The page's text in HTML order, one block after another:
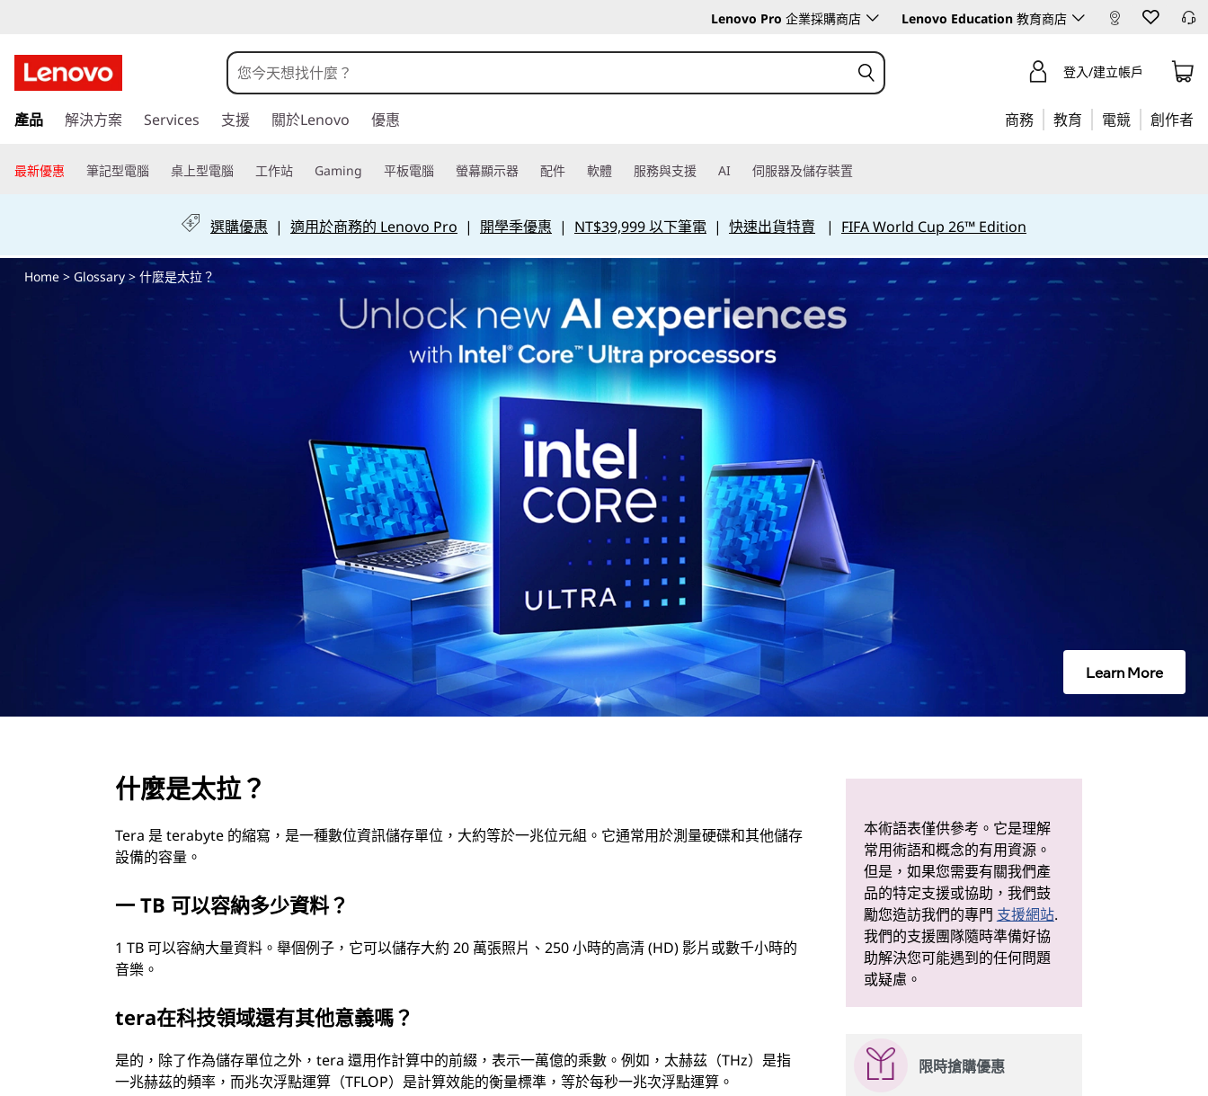
麼
是
拉
Lenovo Pro 企業採購商店 Lenovo Education 教育商店
至
要
登入/建立帳戶
產品 解決方案 Services 支援 關於Lenovo 優惠 商務 教育 電競 創作者
最新優惠 筆記型電腦 桌上型電腦 工作站 Gaming 平板電腦 螢幕顯示器 配件 軟體 服務與支援 AI 伺服器及儲存裝置
選購優惠 | 適用於商務的 Lenovo Pro | 開學季優惠 | NT$39,999 以下筆電 | 快速出貨特賣 | FIFA World Cup 26™ Edition
Home> Glossary> 什麼是太拉？
Learn More
什麼是太拉？
Tera 是 terabyte 的縮寫，是一種數位資訊儲存單位，大約等於一兆位元組。它通常用於測量硬碟和其他儲存
設備的容量。
一 TB 可以容納多少資料？
1 TB 可以容納大量資料。舉個例子，它可以儲存大約 20 萬張照片、250 小時的高清 (HD) 影片或數千小時的
音樂。
tera在科技領域還有其他意義嗎？
是的，除了作為儲存單位之外，tera 還用作計算中的前綴，表示一萬億的乘數。例如，太赫茲（THz）是指
一兆赫茲的頻率，而兆次浮點運算（TFLOP）是計算效能的衡量標準，等於每秒一兆次浮點運算。
本術語表僅供參考。它是理解
常用術語和概念的有用資源。
但是，如果您需要有關我們產
品的特定支援或協助，我們鼓
勵您造訪我們的專門 支援網站.
我們的支援團隊隨時準備好協
助解決您可能遇到的任何問題
或疑慮。
限時搶購優惠